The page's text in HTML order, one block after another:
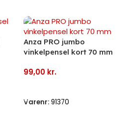
Anza PRO jumbo
vinkelpensel kort 70 mm
99,00 kr.
Varenr: 91370